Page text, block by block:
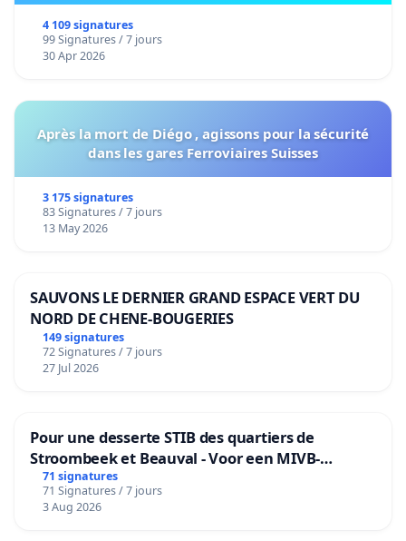
4 109 signatures
99 Signatures / 7 jours
30 Apr 2026
Après la mort de Diégo , agissons pour la sécurité
dans les gares Ferroviaires Suisses
3 175 signatures
83 Signatures / 7 jours
13 May 2026
SAUVONS LE DERNIER GRAND ESPACE VERT DU
NORD DE CHENE-BOUGERIES
149 signatures
72 Signatures / 7 jours
27 Jul 2026
Pour une desserte STIB des quartiers de
Stroombeek et Beauval - Voor een MIVB-
bediening van de wijken Strombeek en Het
Voor
71 signatures
71 Signatures / 7 jours
3 Aug 2026